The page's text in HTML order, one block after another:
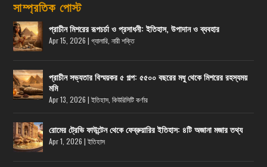
সাম্প্রতিক পোস্ট
প্রাচীন মিশরের রূপচর্চা ও প্রসাধনী: ইতিহাস, উপাদান ও ব্যবহার
Apr 15, 2026 |গ্যালারি ,নারী শক্তি
প্রাচীন সভ্যতার বিস্ময়কর ৫ গল্প: ৫৫০০ বছরের মধু থেকে মিশরের রহস্যময়
মমি
Apr 13, 2026 |ইতিহাস ,কিউরিসিটি কর্ণার
রোমের ট্রেভি ফাউন্টেন থেকে ফেব্রুয়ারির ইতিহাস: ৪টি অজানা মজার তথ্য
Apr 1, 2026 |ইতিহাস